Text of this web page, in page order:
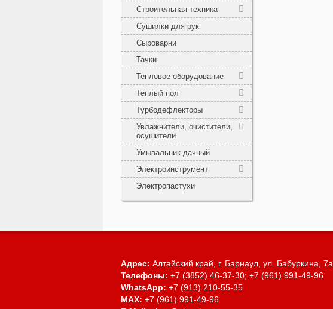
Строительная техника
Сушилки для рук
Сыроварни
Тачки
Тепловое оборудование
Теплый пол
Турбодефлекторы
Увлажнители, очистители,
осушители
Умывальник дачный
Электроинструмент
Электропастухи
Адрес: Алтайский край, г. Барнаул, ул. Бабуркина, 7а
Телефоны: +7 (3852) 46-37-30; +7 (961) 991-49-96
WhatsApp: +7 (913) 210-55-35
MAX: +7 (961) 991-49-96